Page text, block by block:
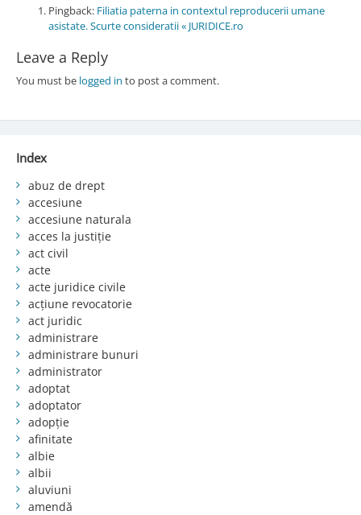
Pingback: Filiatia paterna in contextul reproducerii umane
asistate. Scurte consideratii « JURIDICE.ro
Leave a Reply
You must be logged in to post a comment.
Index
abuz de drept
accesiune
accesiune naturala
acces la justiție
act civil
acte
acte juridice civile
acțiune revocatorie
act juridic
administrare
administrare bunuri
administrator
adoptat
adoptator
adopție
afinitate
albie
albii
aluviuni
amendă